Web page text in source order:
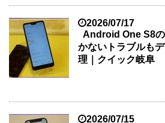
2026/07/17
Android One S8
かないトラブルも
理｜クイック岐阜
2026/07/15